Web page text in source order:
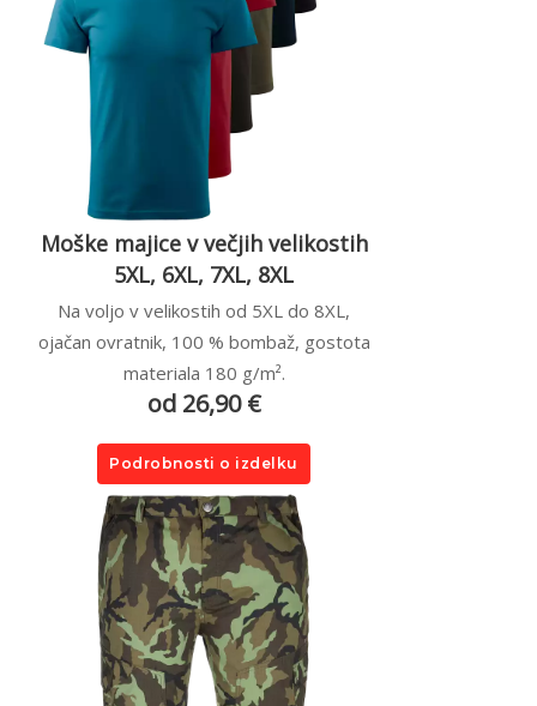
Moške majice v večjih velikostih
5XL, 6XL, 7XL, 8XL
Na voljo v velikostih od 5XL do 8XL,
ojačan ovratnik, 100 % bombaž, gostota
materiala 180 g/m².
od 26,90 €
Podrobnosti o izdelku